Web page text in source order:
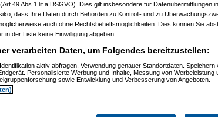
49 Abs 1 lit a DSGVO). Dies gilt insbesondere für Datenübermittlungen
dass Ihre Daten durch Behörden zu Kontroll- und zu
auch ohne Rechtsbehelfsmöglichkeiten. Dies können Sie
in der Liste keine Einwilligung abgeben.
verarbeiten Daten, um Folgendes bereitzustellen:
aktiv abfragen. Verwendung genauer Standortdaten. Speichern
Personalisierte Werbung und Inhalte, Messung von Werbeleistung
sowie Entwicklung und Verbesserung von Angeboten.